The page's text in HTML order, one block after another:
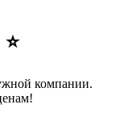
компании.